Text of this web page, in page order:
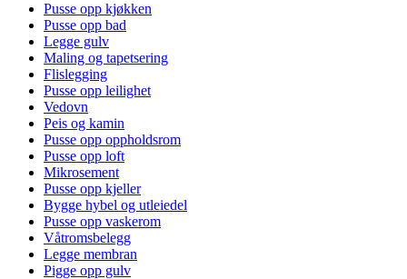
Pusse opp kjøkken
Pusse opp bad
Legge gulv
Maling og tapetsering
Flislegging
Pusse opp leilighet
Vedovn
Peis og kamin
Pusse opp oppholdsrom
Pusse opp loft
Mikrosement
Pusse opp kjeller
Bygge hybel og utleiedel
Pusse opp vaskerom
Våtromsbelegg
Legge membran
Pigge opp gulv